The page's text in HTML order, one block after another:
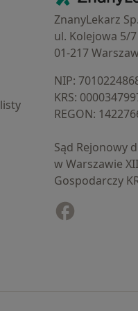
ZnanyLekarz
ul. Kolejowa 5/7
01-217
NIP:
KRS:
REGON:
Sąd Rejonowy
w Warszawie
Gospodarczy